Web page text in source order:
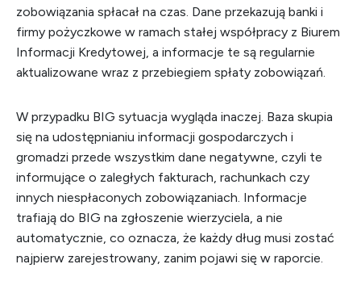
zobowiązania spłacał na czas. Dane przekazują banki i
firmy pożyczkowe w ramach stałej współpracy z Biurem
Informacji Kredytowej, a informacje te są regularnie
aktualizowane wraz z przebiegiem spłaty zobowiązań.
W przypadku BIG sytuacja wygląda inaczej. Baza skupia
się na udostępnianiu informacji gospodarczych i
gromadzi przede wszystkim dane negatywne, czyli te
informujące o zaległych fakturach, rachunkach czy
innych niespłaconych zobowiązaniach. Informacje
trafiają do BIG na zgłoszenie wierzyciela, a nie
automatycznie, co oznacza, że każdy dług musi zostać
najpierw zarejestrowany, zanim pojawi się w raporcie.